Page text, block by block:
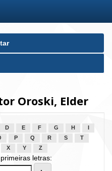
Oroski, Elder
D E F G H
P Q R S
T
X Y Z
letras: